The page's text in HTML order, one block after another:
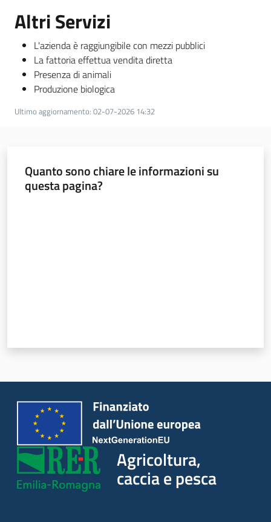
Altri Servizi
L'azienda è raggiungibile con mezzi pubblici
La fattoria effettua vendita diretta
Presenza di animali
Produzione biologica
Ultimo aggiornamento: 02-07-2026 14:32
Quanto sono chiare le informazioni su
questa pagina?
Agricoltura,
caccia e pesca